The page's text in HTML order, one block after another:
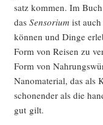
satz kom­men. Im
das Sen­so­ri­umist auch
kön­nen und Din­ge
Form von Rei­sen zu
Form von
Nano­ma­te­ri­al, das als
scho­nen­der als die
gut gilt.